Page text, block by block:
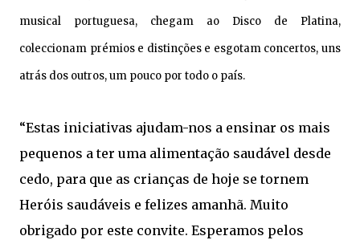
musical portuguesa, chegam ao Disco de Platina,
coleccionam prémios e distinções e esgotam concertos, uns
atrás dos outros, um pouco por todo o país.
“Estas iniciativas ajudam-nos a ensinar os mais
pequenos a ter uma alimentação saudável desde
cedo, para que as crianças de hoje se tornem
Heróis saudáveis e felizes amanhã. Muito
obrigado por este convite. Esperamos pelos